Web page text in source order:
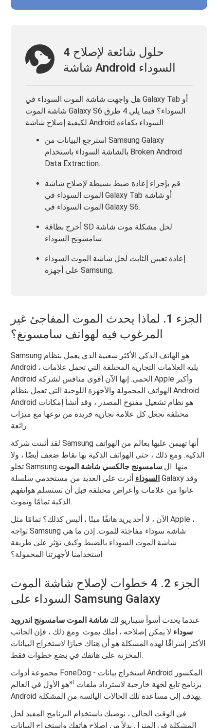
4 حلول شائعة لإصلاح
شاشة Android السوداء
هل واجهت شاشة الموت السوداء في Galaxy Tab أو
شاشة الموت Galaxy S6 السوداء؟ فيما يلي 4 طرق
لكيفية إصلاح شاشة Android السوداء بكفاءة:
استرجع البيانات من Samsung Galaxy
بالشاشة السوداء باستخدام Broken Android
Data Extraction.
قم بإجراء إعادة ضبط بسيطة لإصلاح شاشة
الموت السوداء في Galaxy Tab أو شاشة
الموت السوداء في Galaxy S6.
أخرج بطاقة SD لحل مشكلة موت شاشة
سامسونج السوداء.
إعادة تعيين الثابت لحل شاشة الموت السوداء
على أجهزة Samsung.
الجزء 1. لماذا يحدث الموت المفاجئ غير
المرغوب فيه لهواتف سامسونغ؟
Samsung هو الهاتف الذكي الأكثر شعبية الذي يعمل بنظام
Android ، يليه العلامات التجارية المختلفة التي تحمل علامات
Android الحمى. إنها الآن أقوى منافس لشركة Apple وأكبر
الهواتف المحمولة والأجهزة اللوحية التي تعمل بنظام Android.
Android هو نظام تشغيل مفتوح المصدر ، وقد أنشأ إمكانات
مختلفة تجعل كل علامة تجارية فريدة من نوعها مع ميزات
رائعة.
لقد أثبتت شركة Samsung أنها تهيمن عليها بعالم من الهواتف
الذكية. ومع ذلك ، حتى الهواتف الذكية بها نقاط ضعف أيضًا ، ولا
تخلو Samsung منها. ال سامسونج جالكسي شاشة الموت
السوداء أثرت على العديد من مستخدمي سلسلة Galaxy وقد
عانوا من علامات وأعراض مختلفة قبل أن تستسلم هواتفهم
الذكية تمامًا وتموت.
الآن ، لا أحد يريد هاتفًا ميتًا ، أليس كذلك؟ تمامًا مثل Apple ،
تواجه Samsung شاشة سوداء مفاجئة للموت. إذن ما هي
شاشة الموت السوداء بالضبط وكيف تؤثر على طريقة
استخدامنا لأجهزتنا المحمولة؟
الجزء 2. 4 خطوات لإصلاح شاشة الموت
السوداء على Samsung Galaxy
عندما يحدث أسوأ سيناريو لك شاشة الموت سامسونج اندرويد
سوداء لا يمكن إصلاحه ، أملك يموت. ومع ذلك ، فإن الجانب
الأكثر إشراقًا لهذه المشكلة هو أن هناك خيارًا لاستخراج البيانات
المخزنة على هاتفك في بضع خطوات فقط.
مجموعة أدوات FoneDog - استخراج بيانات Android المكسور
هو الأول في العالمst
Android يهدف إلى مساعدة تلك الحالات اليائسة من المشكلة.
في الوقت الحالي ، نوصيك باستخدام البرنامج المفيد لحل
المشكلة في المنزل بدلاً من إصلاح هاتفك واستخراج البيانات